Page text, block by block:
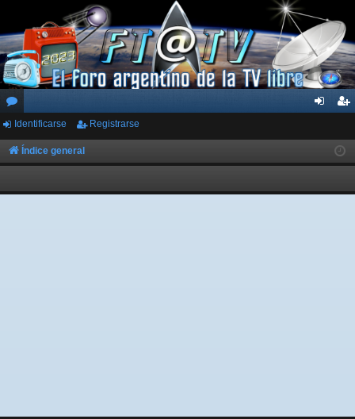
or
os
ar
ist
rs
Identificarse Registrarse
Índice general